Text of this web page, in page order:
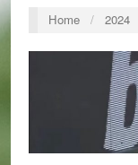
Home / 2024